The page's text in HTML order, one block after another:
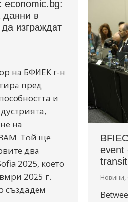
economic.bg:
данни в
изграждат
на БФИЕК г-н
пред
и
на
Той ще
два
2025, което
2025 г.
създадем
event
Новини,